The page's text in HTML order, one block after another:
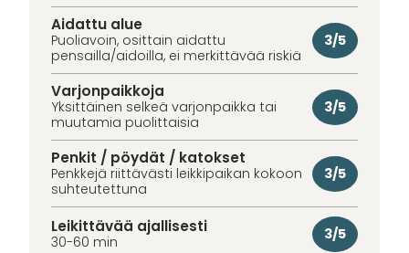
Aidattu alue
Puoliavoin, osittain aidattu
pensailla/aidoilla, ei merkittävää riskiä
3/5
Varjonpaikkoja
Yksittäinen selkeä varjonpaikka tai
muutamia puolittaisia
3/5
Penkit / pöydät / katokset
Penkkejä riittävästi leikkipaikan kokoon
suhteutettuna
3/5
Leikittävää ajallisesti
30-60 min 3/5